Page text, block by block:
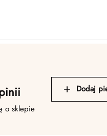
o sklepie
Dodaj